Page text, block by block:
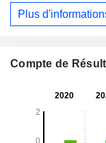
située à l’est des
camp aurifère de
terrain situés
et Rennie, dans le
Plus
Compte de